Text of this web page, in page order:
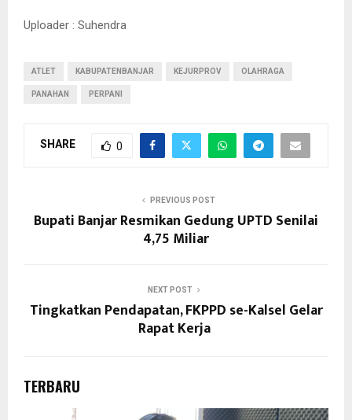
Uploader : Suhendra
ATLET KABUPATENBANJAR KEJURPROV OLAHRAGA
PANAHAN PERPANI
SHARE 0
PREVIOUS POST
Bupati Banjar Resmikan Gedung UPTD Senilai
4,75 Miliar
NEXT POST
Tingkatkan Pendapatan, FKPPD se-Kalsel Gelar
Rapat Kerja
TERBARU